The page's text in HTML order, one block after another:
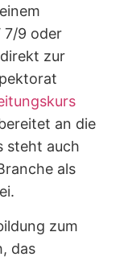
7/9 oder
zur
an die
steht auch
als
zum
das